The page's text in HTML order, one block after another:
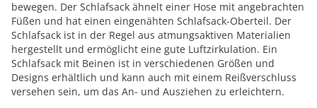
bewegen. Der Schlafsack ähnelt einer Hose mit angebrachten
Füßen und hat einen eingenähten Schlafsack-Oberteil. Der
Schlafsack ist in der Regel aus atmungsaktiven Materialien
hergestellt und ermöglicht eine gute Luftzirkulation. Ein
Schlafsack mit Beinen ist in verschiedenen Größen und
Designs erhältlich und kann auch mit einem Reißverschluss
versehen sein, um das An- und Ausziehen zu erleichtern.